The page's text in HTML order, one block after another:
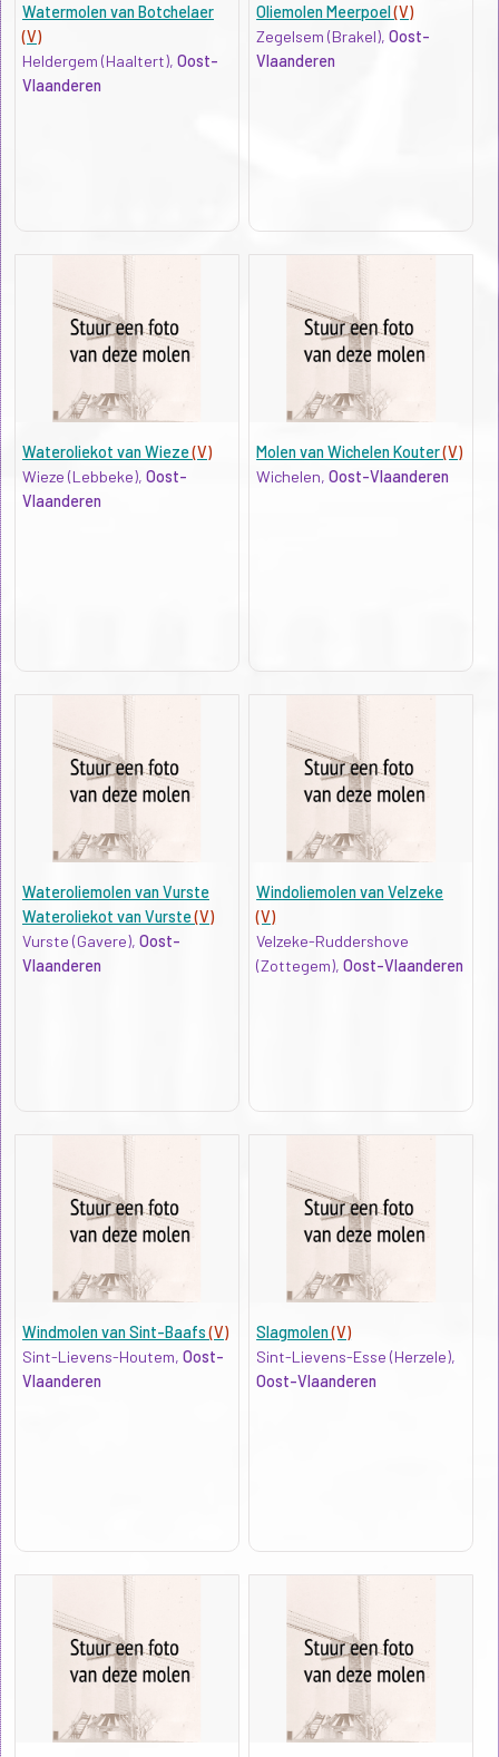
Watermolen van Botchelaer
(V)
Heldergem (Haaltert), Oost-
Vlaanderen
Oliemolen Meerpoel(V)
Zegelsem (Brakel),Oost-
Vlaanderen
Wateroliekot van Wieze(V)
Wieze (Lebbeke), Oost-
Vlaanderen
Molen van Wichelen Kouter(V)
Wichelen,Oost-Vlaanderen
Wateroliemolen van Vurste
Wateroliekot van Vurste(V)
Vurste (Gavere), Oost-
Vlaanderen
Windoliemolen van Velzeke
(V)
Velzeke-Ruddershove
(Zottegem),Oost-Vlaanderen
Windmolen van Sint-Baafs(V)
Sint-Lievens-Houtem, Oost-
Vlaanderen
Slagmolen(V)
Sint-Lievens-Esse (Herzele),
Oost-Vlaanderen